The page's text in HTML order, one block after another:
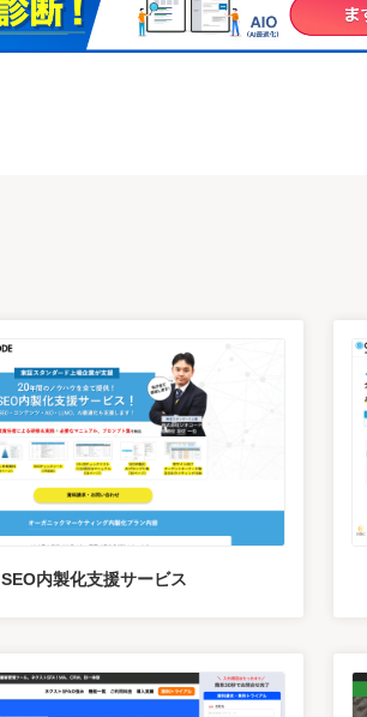
SEO内製化支援サービス